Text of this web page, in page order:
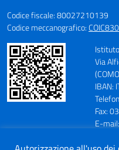
Codice fiscale: 80027210139
Codice meccanografico:
Via
IBAN:
Fax:
E-